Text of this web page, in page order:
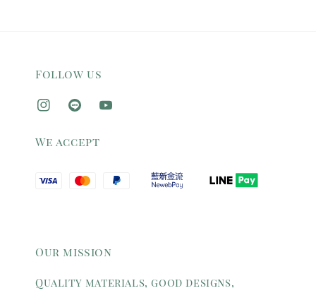
Follow us
We accept
Our mission
Quality materials, good designs,